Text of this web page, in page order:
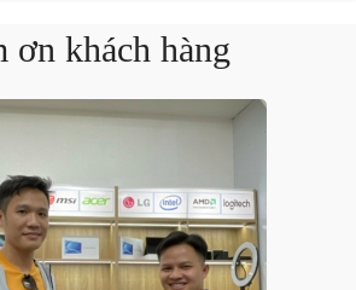
ơn khách hàng